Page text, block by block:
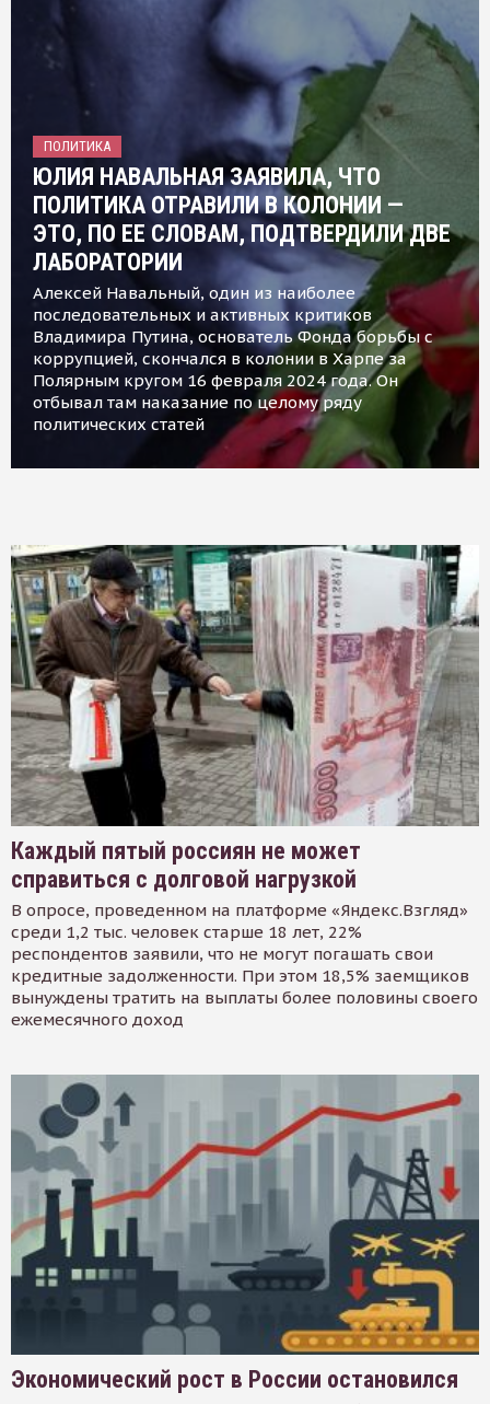
ПОЛИТИКА
ЮЛИЯ НАВАЛЬНАЯ ЗАЯВИЛА, ЧТО
ПОЛИТИКА ОТРАВИЛИ В КОЛОНИИ —
ЭТО, ПО ЕЕ СЛОВАМ, ПОДТВЕРДИЛИ ДВЕ
ЛАБОРАТОРИИ
Алексей Навальный, один из наиболее
последовательных и активных критиков
Владимира Путина, основатель Фонда борьбы с
коррупцией, скончался в колонии в Харпе за
Полярным кругом 16 февраля 2024 года. Он
отбывал там наказание по целому ряду
политических статей
Каждый пятый россиян не может
справиться с долговой нагрузкой
В опросе, проведенном на платформе «Яндекс.Взгляд»
среди 1,2 тыс. человек старше 18 лет, 22%
респондентов заявили, что не могут погашать свои
кредитные задолженности. При этом 18,5% заемщиков
вынуждены тратить на выплаты более половины своего
ежемесячного доход
Экономический рост в России остановился